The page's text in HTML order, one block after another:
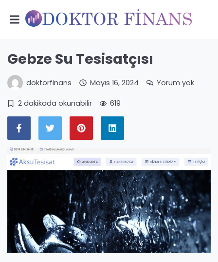
Gebze Su Tesisatçısı
doktorfinans Mayıs 16, 2024 Yorum yok
2 dakikada okunabilir 619